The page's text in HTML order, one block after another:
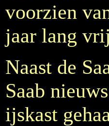
voorzien
jaar lang
Naast de
Saab
ijskast